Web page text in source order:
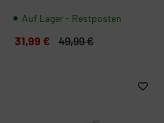
Auf Lager - Restposten
31,99 € 49,99 €